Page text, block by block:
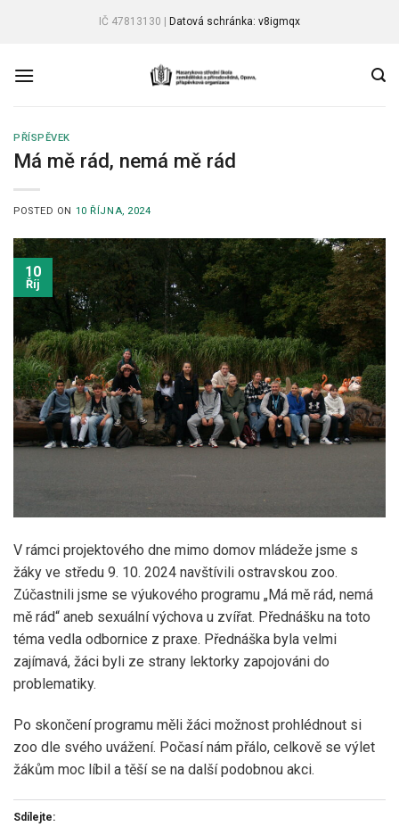
IČ 47813130 | Datová schránka: v8igmqx
PŘÍSPĚVEK
Má mě rád, nemá mě rád
POSTED ON 10 ŘÍJNA, 2024
10
Říj
V rámci projektového dne mimo domov mládeže jsme s
žáky ve středu 9. 10. 2024 navštívili ostravskou zoo.
Zúčastnili jsme se výukového programu „Má mě rád, nemá
mě rád“ aneb sexuální výchova u zvířat. Přednášku na toto
téma vedla odbornice z praxe. Přednáška byla velmi
zajímavá, žáci byli ze strany lektorky zapojováni do
problematiky.
Po skončení programu měli žáci možnost prohlédnout si
zoo dle svého uvážení. Počasí nám přálo, celkově se výlet
žákům moc líbil a těší se na další podobnou akci.
Sdílejte: